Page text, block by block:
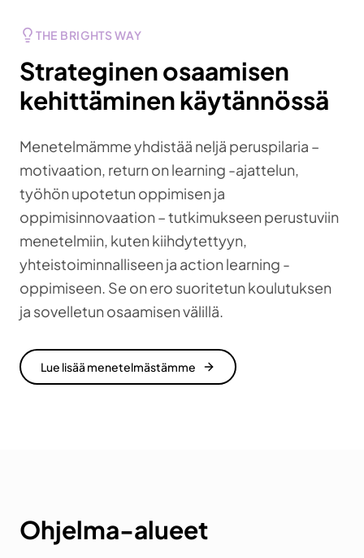
THE BRIGHTS WAY
Strateginen osaamisen
kehittäminen käytännössä
Menetelmämme yhdistää neljä peruspilaria –
motivaation, return on learning -ajattelun,
työhön upotetun oppimisen ja
oppimisinnovaation – tutkimukseen perustuviin
menetelmiin, kuten kiihdytettyyn,
yhteistoiminnalliseen ja action learning -
oppimiseen. Se on ero suoritetun koulutuksen
ja sovelletun osaamisen välillä.
Lue lisää menetelmästämme
Ohjelma-alueet